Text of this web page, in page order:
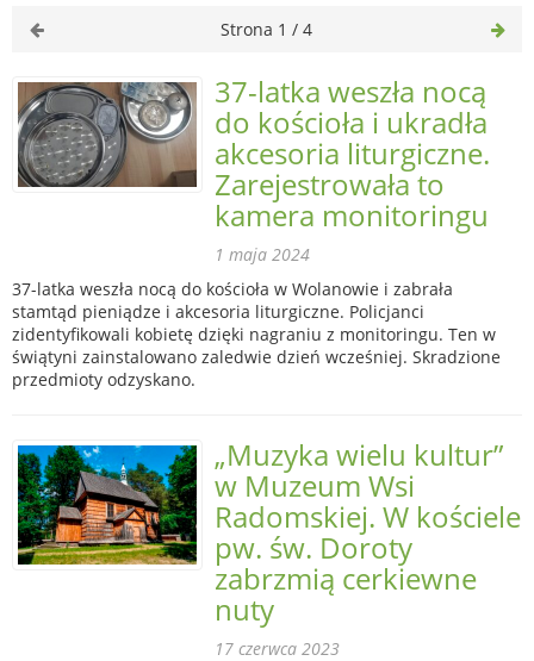
Strona 1 / 4
37-latka weszła nocą
do kościoła i ukradła
akcesoria liturgiczne.
Zarejestrowała to
kamera monitoringu
1 maja 2024
37-latka weszła nocą do kościoła w Wolanowie i zabrała
stamtąd pieniądze i akcesoria liturgiczne. Policjanci
zidentyfikowali kobietę dzięki nagraniu z monitoringu. Ten w
świątyni zainstalowano zaledwie dzień wcześniej. Skradzione
przedmioty odzyskano.
„Muzyka wielu kultur”
w Muzeum Wsi
Radomskiej. W kościele
pw. św. Doroty
zabrzmią cerkiewne
nuty
17 czerwca 2023